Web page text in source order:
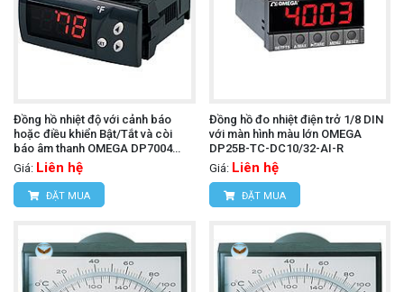
Đồng hồ nhiệt độ với cảnh báo
hoặc điều khiển Bật/Tắt và còi
báo âm thanh OMEGA DP7004
(230 Vac)
Giá: Liên hệ
ĐẶT MUA
Đồng hồ đo nhiệt điện trở 1/8 DIN
với màn hình màu lớn OMEGA
DP25B-TC-DC10/32-AI-R
Giá: Liên hệ
ĐẶT MUA